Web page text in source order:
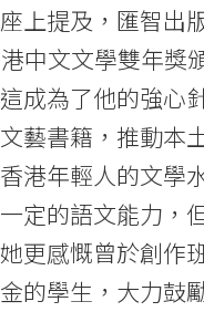
上提及，匯智出
中文文學雙年獎
成為了他的強心
藝書籍，推動本
港年輕人的文學
定的語文能力，
更感慨曾於創作
的學生，大力鼓